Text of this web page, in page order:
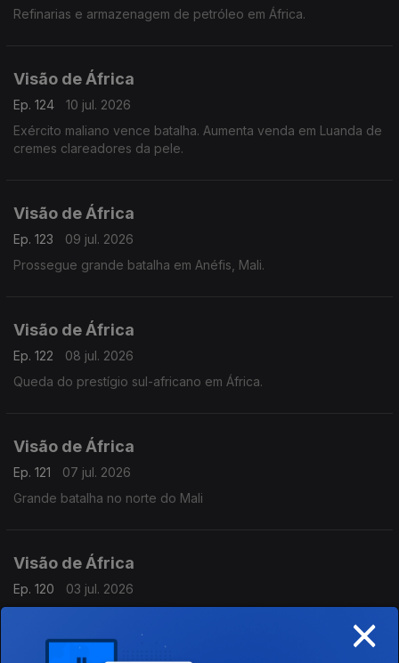
Refinarias e armazenagem de petróleo em África.
Visão de África
Ep. 124
10 jul. 2026
Exército maliano vence batalha. Aumenta venda em Luanda de
cremes clareadores da pele.
Visão de África
Ep. 123
09 jul. 2026
Prossegue grande batalha em Anéfis, Mali.
Visão de África
Ep. 122
08 jul. 2026
Queda do prestígio sul-africano em África.
Visão de África
Ep. 121
07 jul. 2026
Grande batalha no norte do Mali
Visão de África
Ep. 120
03 jul. 2026
Mais IA nas empresas sul-africanas de comércio eletrónico.×